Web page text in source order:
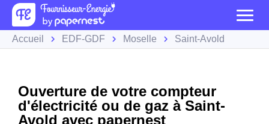
Accueil EDF-GDF Moselle Saint-Avold